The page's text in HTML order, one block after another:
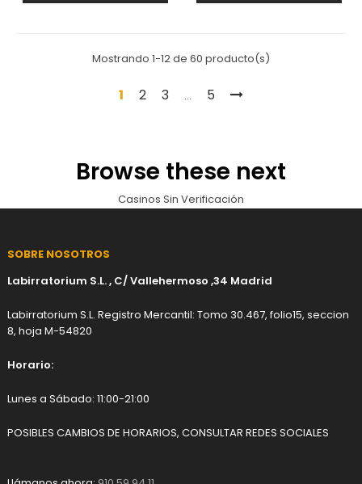
Mostrando 1-12 de 60 producto(s)
1 2 3 … 5
Browse these next
Casinos Sin Verificación
SOBRE NOSOTROS
Labirratorium S.L. , C/ Vallehermoso ,34 Madrid
Labirratorium S.L. Registro Mercantil: Tomo 30.467, folio15, seccion
8, hoja M-54820
Horario:
Lunes a Sábado: 11:00-21:00
POSIBLES CAMBIOS DE HORARIOS, CONSULTAR REDES SOCIALES